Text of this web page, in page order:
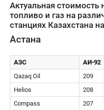
Актуальная стоимость
топливо и газ на
станциях Казахстана
Астана
АЗС АИ-92
Qazaq Oil
209
Helios
208
Compass
207